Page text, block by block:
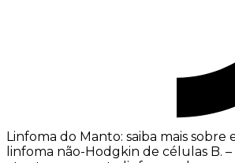
Linfoma do Manto: saiba mais sobre
linfoma não-Hodgkin de células B.